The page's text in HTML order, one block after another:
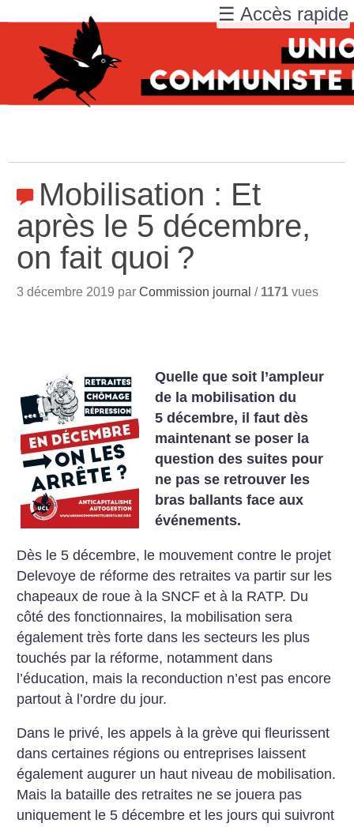
Mobilisation : Et
après le 5 décembre,
on fait quoi ?
3 décembre 2019 parCommission journal / 1171 vues
Quelle que soit l’ampleur
de la mobilisation du
5 décembre, il faut dès
maintenant se poser la
question des suites pour
ne pas se retrouver les
bras ballants face aux
événements.
Dès le 5 décembre, le mouvement contre le projet
Delevoye de réforme des retraites va partir sur les
chapeaux de roue à la SNCF et à la RATP. Du
côté des fonctionnaires, la mobilisation sera
également très forte dans les secteurs les plus
touchés par la réforme, notamment dans
l’éducation, mais la reconduction n’est pas encore
partout à l’ordre du jour.
Dans le privé, les appels à la grève qui fleurissent
dans certaines régions ou entreprises laissent
également augurer un haut niveau de mobilisation.
Mais la bataille des retraites ne se jouera pas
uniquement le 5 décembre et les jours qui suivront
☰ Accès rapide